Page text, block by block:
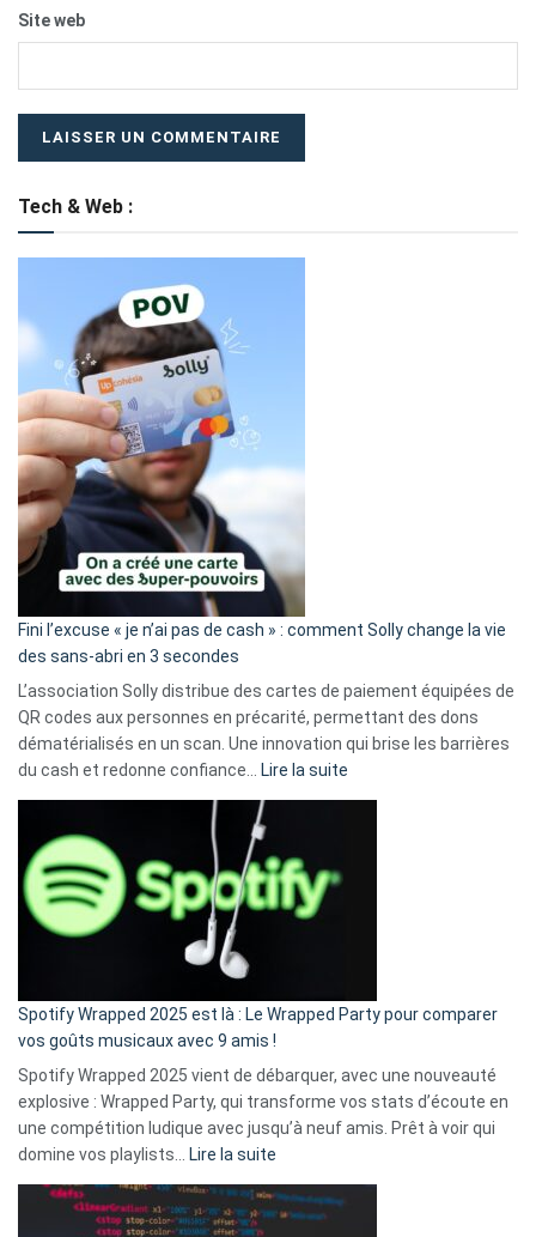
Site web
Tech & Web :
Fini l’excuse « je n’ai pas de cash » : comment Solly change la vie
des sans-abri en 3 secondes
L’association Solly distribue des cartes de paiement équipées de
QR codes aux personnes en précarité, permettant des dons
dématérialisés en un scan. Une innovation qui brise les barrières
du cash et redonne confiance… Lire la suite
Fini
»
Solly
change
la
des
Spotify Wrapped 2025 est là : Le Wrapped Party pour comparer
vos goûts musicaux avec 9 amis !
Spotify Wrapped 2025 vient de débarquer, avec une nouveauté
explosive : Wrapped Party, qui transforme vos stats d’écoute en
une compétition ludique avec jusqu’à neuf amis. Prêt à voir qui
domine vos playlists… Lire la suite
Spotify
Wrapped